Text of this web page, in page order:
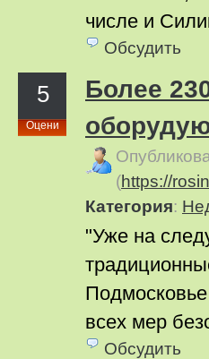
числе и
Обсудить
5
Оцени
Более
(https://
Категория:
"Уже на
всех мер
Обсудить